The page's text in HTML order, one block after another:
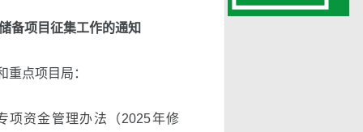
备项目征集工作的通知
点项目局：
资金管理办法（2025年修